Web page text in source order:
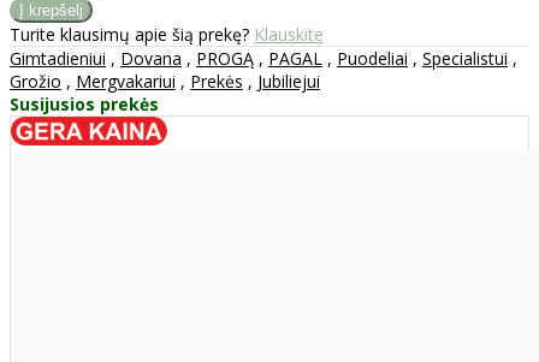
Turite klausimų apie šią prekę? Klauskite
Gimtadieniui , Dovana , PROGĄ , PAGAL , Puodeliai , Specialistui ,
Grožio , Mergvakariui , Prekės , Jubiliejui
Susijusios prekės